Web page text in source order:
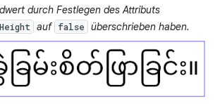
durch Festlegen des Attributs
auf false überschrieben haben.